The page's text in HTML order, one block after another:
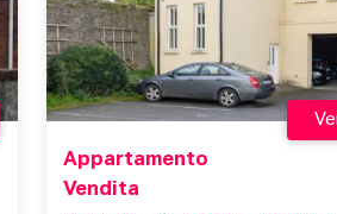
Appartamento
Vendita